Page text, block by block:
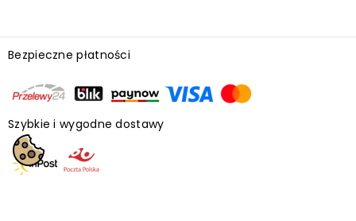
Bezpieczne płatności
Szybkie i wygodne dostawy